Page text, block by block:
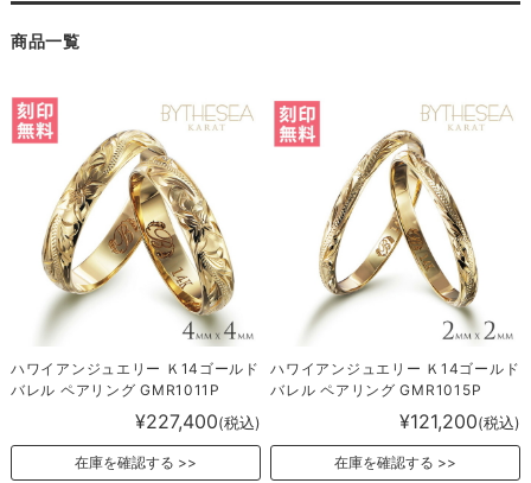
商品一覧
ハワイアンジュエリー Ｋ14ゴールド
バレル ペアリング GMR1011P
¥227,400(税込)
在庫を確認する
ハワイアンジュエリー Ｋ14ゴールド
バレル ペアリング GMR1015P
¥121,200(税込)
在庫を確認する